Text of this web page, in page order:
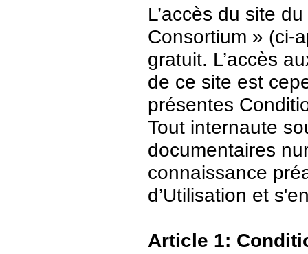
L’accès du site
Consortium » (ci-
gratuit. L’accès
de ce site est
présentes
Tout internaute
documentaires
connaissance
d’Utilisation et
Article 1: